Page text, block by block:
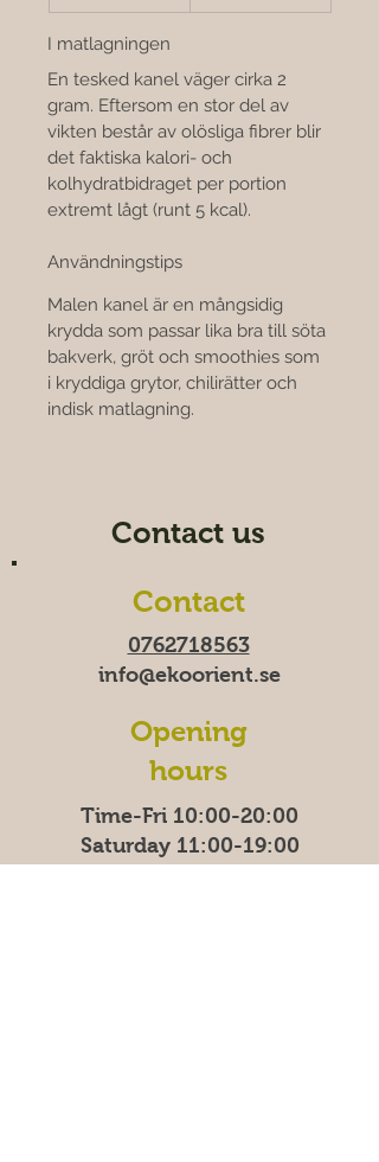
I matlagningen
En tesked kanel väger cirka 2
gram. Eftersom en stor del av
vikten består av olösliga fibrer blir
det faktiska kalori- och
kolhydratbidraget per portion
extremt lågt (runt 5 kcal).
Användningstips
Malen kanel är en mångsidig
krydda som passar lika bra till söta
bakverk, gröt och smoothies som
i kryddiga grytor, chilirätter och
indisk matlagning.
Contact us
Contact
0762718563
info@ekoorient.se
Opening
hours
Time-Fri 10:00-20:00
Saturday 11:00-19:00